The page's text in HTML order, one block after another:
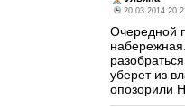
20.03.2014
Очередной
уберет из
опозорили